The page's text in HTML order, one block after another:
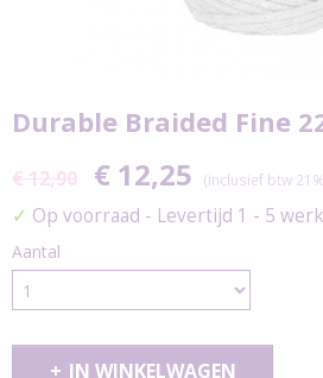
Durable Braided Fine
€ 12,90 € 12,25 (inclusief btw
✓ Op voorraad - Levertijd 1 - 5
Aantal
IN WINKELWAGEN